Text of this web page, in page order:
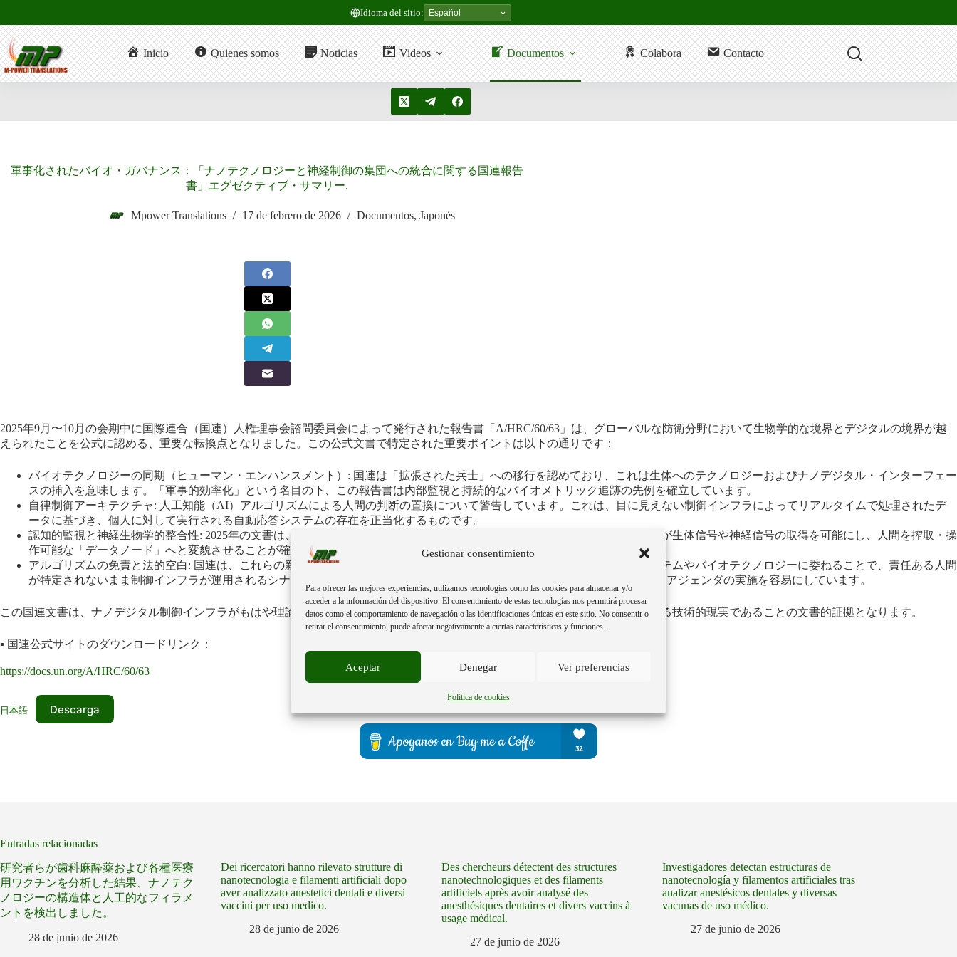
Gestionar consentimiento
Para ofrecer las mejores experiencias, utilizamos tecnologías como las cookies para almacenar y/o
acceder a la información del dispositivo. El consentimiento de estas tecnologías nos permitirá procesar
datos como el comportamiento de navegación o las identificaciones únicas en este sitio. No consentir o
retirar el consentimiento, puede afectar negativamente a ciertas características y funciones.
Aceptar Denegar Ver preferencias
Política de cookies
contenido
Idioma del sitio:
Inicio Quienes somos Noticias Videos Documentos Colabora Contacto
軍事化されたバイオ・ガバナンス：「ナノテクノロジーと神経制御の集団への統合に関する国連報告
書」エグゼクティブ・サマリー.
Mpower Translations 17 de febrero de 2026 Documentos, Japonés
2025年9月〜10月の会期中に国際連合（国連）人権理事会諮問委員会によって発行された報告書「A/HRC/60/63」は、グローバルな防衛分野において生物学的な境界とデジタルの境界が越
えられたことを公式に認める、重要な転換点となりました。この公式文書で特定された重要ポイントは以下の通りです：
バイオテクノロジーの同期（ヒューマン・エンハンスメント）: 国連は「拡張された兵士」への移行を認めており、これは生体へのテクノロジーおよびナノデジタル・インターフェー
スの挿入を意味します。「軍事的効率化」という名目の下、この報告書は内部監視と持続的なバイオメトリック追跡の先例を確立しています。
自律制御アーキテクチャ: 人工知能（AI）アルゴリズムによる人間の判断の置換について警告しています。これは、目に見えない制御インフラによってリアルタイムで処理されたデ
ータに基づき、個人に対して実行される自動応答システムの存在を正当化するものです。
認知的監視と神経生物学的整合性: 2025年の文書は、精神的プライバシーに対する極端なリスクを指摘しています。新興技術が生体信号や神経信号の取得を可能にし、人間を搾取・操
作可能な「データノード」へと変貌させることが確認されました。
アルゴリズムの免責と法的空白: 国連は、これらの新しい武器に対する責任追及の困難さを強調しています。行動を自律システムやバイオテクノロジーに委ねることで、責任ある人間
が特定されないまま制御インフラが運用されるシナリオが生み出され、国際安全保障の保護の下でバイオコンバージェンス・アジェンダの実施を容易にしています。
この国連文書は、ナノデジタル制御インフラがもはや理論的な可能性ではなく、2025年末から世界レベルで法的標準化の過程にある技術的現実であることの文書的証拠となります。
▪️ 国連公式サイトのダウンロードリンク：
https://docs.un.org/A/HRC/60/63
日本語 Descarga
Entradas relacionadas
研究者らが歯科麻酔薬および各種医療
用ワクチンを分析した結果、ナノテク
ノロジーの構造体と人工的なフィラメ
ントを検出しました。
28 de junio de 2026
Dei ricercatori hanno rilevato strutture di
nanotecnologia e filamenti artificiali dopo
aver analizzato anestetici dentali e diversi
vaccini per uso medico.
28 de junio de 2026
Des chercheurs détectent des structures
nanotechnologiques et des filaments
artificiels après avoir analysé des
anesthésiques dentaires et divers vaccins à
usage médical.
27 de junio de 2026
Investigadores detectan estructuras de
nanotecnología y filamentos artificiales tras
analizar anestésicos dentales y diversas
vacunas de uso médico.
27 de junio de 2026